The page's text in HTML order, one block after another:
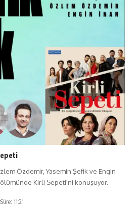
Özdemir, Yasemin Şefik ve Engin
Kirli Sepeti'ni konuşuyor.
Süre: 11:21